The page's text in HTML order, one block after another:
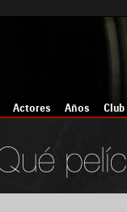
Actores Años Club